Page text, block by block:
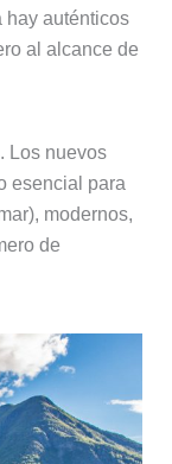
hay auténticos
al alcance de
. Los nuevos
esencial para
modernos,
de